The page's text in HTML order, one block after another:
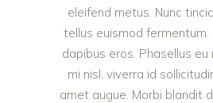
eleifend metus. Nunc
tellus euismod fermentum.
dapibus eros. Phasellus eu
mi nisl, viverra id
amet augue. Morbi blandit